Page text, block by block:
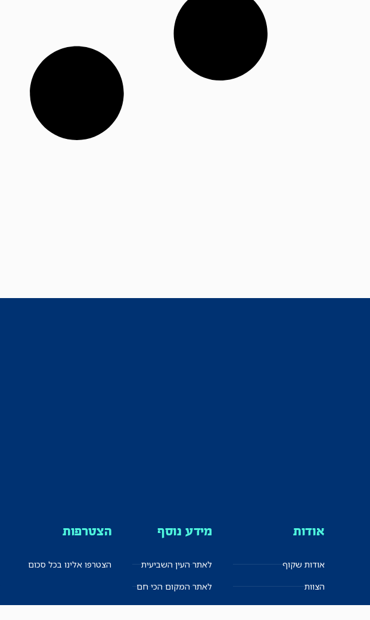
אודות
אודות שקוף
הצוות
הישגים
מידע נוסף
לאתר העין השביעית
לאתר המקום הכי חם
שקיפות עצמית
הצטרפות
הצטרפו אלינו בכל סכום